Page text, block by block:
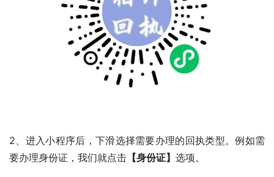
2、进入小程序后，下滑选择需要办理的回执类型。例如需
要办理身份证，我们就点击 【身份证】 选项。